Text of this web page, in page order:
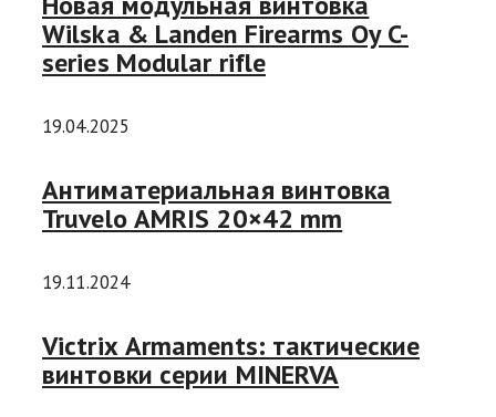
Wilska & Landen Firearms Oy C-
series Modular rifle
19.04.2025
Антиматериальная винтовка
Truvelo AMRIS 20×42 mm
19.11.2024
Victrix Armaments: тактические
винтовки серии MINERVA